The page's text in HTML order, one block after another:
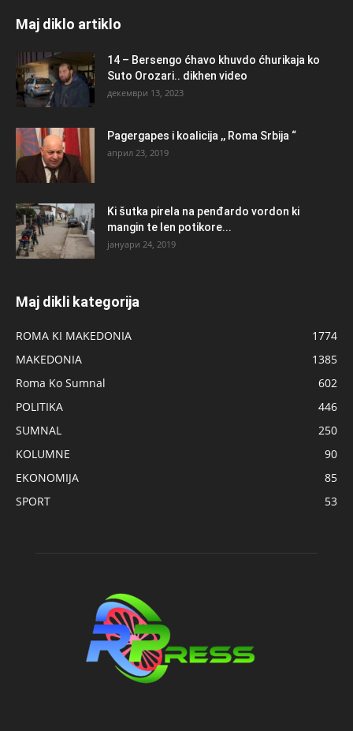
Maj diklo artiklo
14 – Bersengo ćhavo khuvdo ćhurikaja ko
Suto Orozari.. dikhen video
декември 13, 2023
Pagergapes i koalicija ,, Roma Srbija “
април 23, 2019
Ki šutka pirela na penđardo vordon ki
mangin te len potikore...
јануари 24, 2019
Maj dikli kategorija
ROMA KI MAKEDONIA
1774
MAKEDONIA
1385
Roma Ko Sumnal
602
POLITIKA
446
SUMNAL
250
KOLUMNE
90
EKONOMIJA
85
SPORT
53